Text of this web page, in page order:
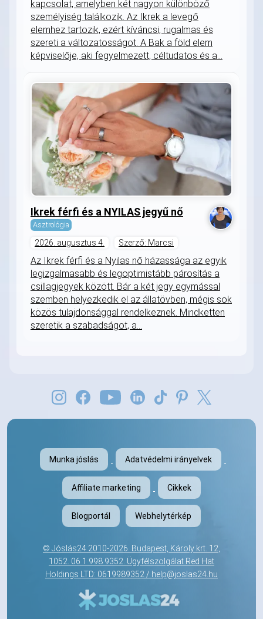
kapcsolat, amelyben két nagyon különböző
személyiség találkozik. Az Ikrek a levegő
elemhez tartozik, ezért kíváncsi, rugalmas és
szereti a változatosságot. A Bak a föld elem
képviselője, aki fegyelmezett, céltudatos és a...
Ikrek férfi és a NYILAS jegyű nő
Asztrológia
2026. augusztus 4. Szerző: Marcsi
Az Ikrek férfi és a Nyilas nő házassága az egyik
legizgalmasabb és legoptimistább párosítás a
csillagjegyek között. Bár a két jegy egymással
szemben helyezkedik el az állatövben, mégis sok
közös tulajdonsággal rendelkeznek. Mindketten
szeretik a szabadságot, a...
Munka jóslás Adatvédelmi irányelvek
Affiliate marketing Cikkek
Blogportál Webhelytérkép
© Jóslás24 2010-2026. Budapest, Károly krt. 12,
1052. 06 1 998 9352. Ügyfélszolgálat Red Hat
Holdings LTD: 0619989352 / help@joslas24.hu